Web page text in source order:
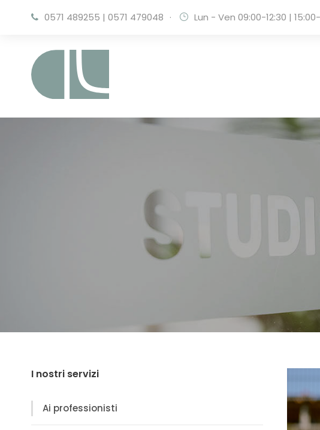
0571 489255 | 0571 479048 · Lun - Ven 09:00-12:30 |
I nostri servizi
Ai professionisti